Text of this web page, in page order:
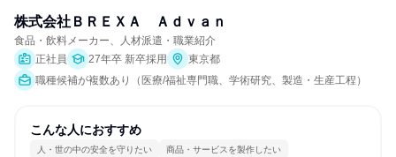
株式会社ＢＲＥＸＡ　Ａｄｖａｎ
食品・飲料メーカー、人材派遣・職業紹介
正社員
27年卒 新卒採用
東京都
職種候補が複数あり（医療/福祉専門職、学術研究、製造・生産工程）
こんな人におすすめ
人・世の中の安全を守りたい 商品・サービスを製作したい